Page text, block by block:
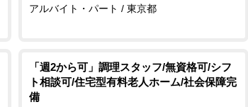
アルバイト・パート / 東京都
「週2から可」調理スタッフ/無資格可/シフ
ト相談可/住宅型有料老人ホーム/社会保障完
備